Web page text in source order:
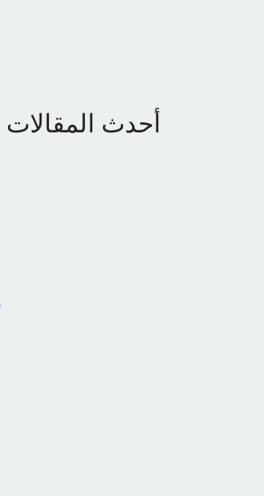
أحدث المقالات